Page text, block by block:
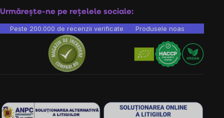
Urmărește-ne pe rețelele sociale:
Peste 200.000 de recenzii verificate Produsele noastre sunt